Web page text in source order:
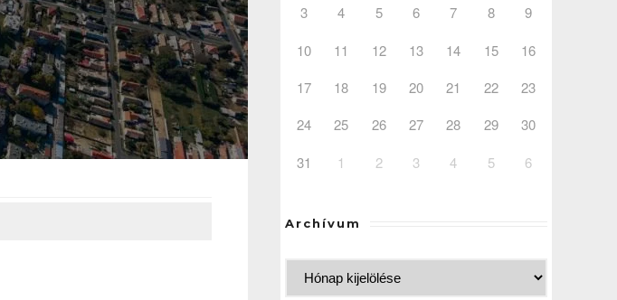
3
4 5 6 7 8
9
10
11 12 13 14 15
16
17
18 19 20 21 22
23
24
25 26 27 28 29
30
31
1 2 3 4 5 6
Archívum